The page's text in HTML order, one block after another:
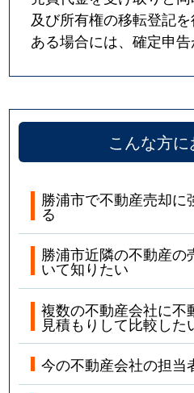
及び所有権の移転登記
ある場合には、確定申告
こんな方
勝浦市で不動産売却に
る
勝浦市近隣の不動産の
いて知りたい
複数の不動産会社に不
見積もりして比較した
今の不動産会社の担当